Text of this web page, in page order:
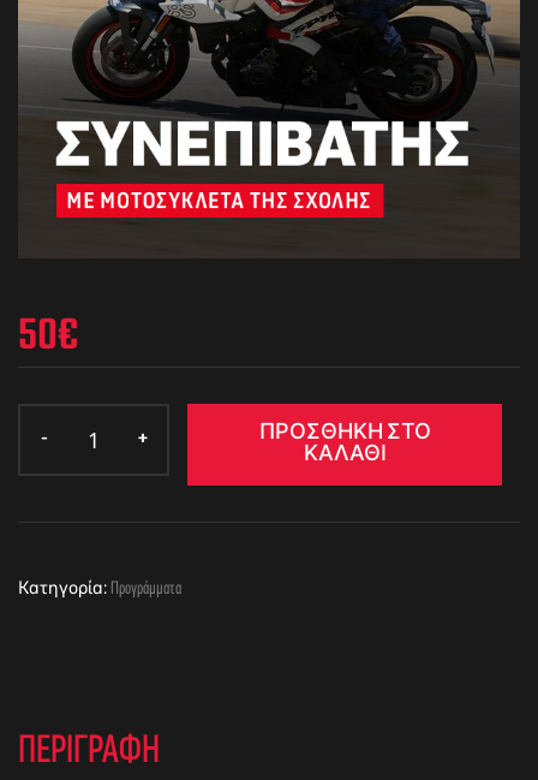
50€
ΠΡΟΣΘΉΚΗ ΣΤΟ
ΚΑΛΆΘΙ
Κατηγορία:Προγράμματα
ΠΕΡΙΓΡΑΦΉ